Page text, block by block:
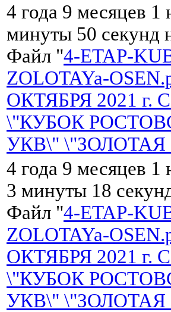
4 года 9 месяцев
минуты 50 секунд
Файл "4-ETAP-
ZOLOTAYa-
ОКТЯБРЯ 2021
\"КУБОК
УКВ\"
4 года 9 месяцев
3 минуты 18
Файл "4-ETAP-
ZOLOTAYa-
ОКТЯБРЯ 2021
\"КУБОК
УКВ\"